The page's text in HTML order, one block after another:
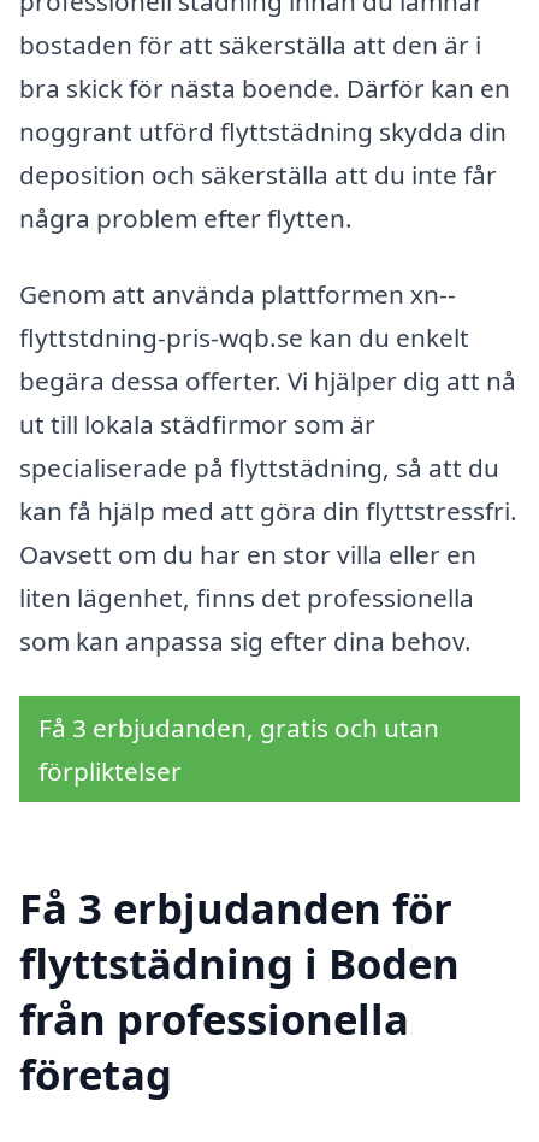
bostaden för att säkerställa att den är i
bra skick för nästa boende. Därför kan en
noggrant utförd flyttstädning skydda din
deposition och säkerställa att du inte får
några problem efter flytten.
Genom att använda plattformen xn--
flyttstdning-pris-wqb.se kan du enkelt
begära dessa offerter. Vi hjälper dig att nå
ut till lokala städfirmor som är
specialiserade på flyttstädning, så att du
kan få hjälp med att göra din flyttstressfri.
Oavsett om du har en stor villa eller en
liten lägenhet, finns det professionella
som kan anpassa sig efter dina behov.
Få 3 erbjudanden, gratis och utan
förpliktelser
Få 3 erbjudanden för
flyttstädning i Boden
från professionella
företag